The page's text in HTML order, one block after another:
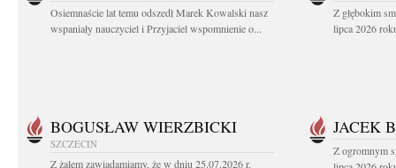
Osiemnaście lat temu odszedł Marek Kowalski nasz
wspaniały nauczyciel i Przyjaciel wspomnienie o...
Z głębokim
lipca 2026
BOGUSŁAW WIERZBICKI
SZCZECIN
Z żalem zawiadamiamy, że w dniu 25.07.2026 r.
JACEK
Z ogromnym